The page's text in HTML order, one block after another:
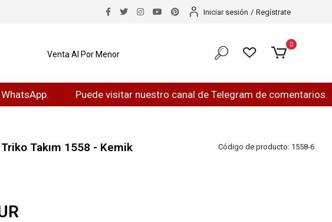
Puede visitar nuestro canal de Telegram de comentarios.
Iniciar sesión / Regístrate
Venta Al Por Menor
0
Takım 1558 - Kemik Código de producto: 1558-6